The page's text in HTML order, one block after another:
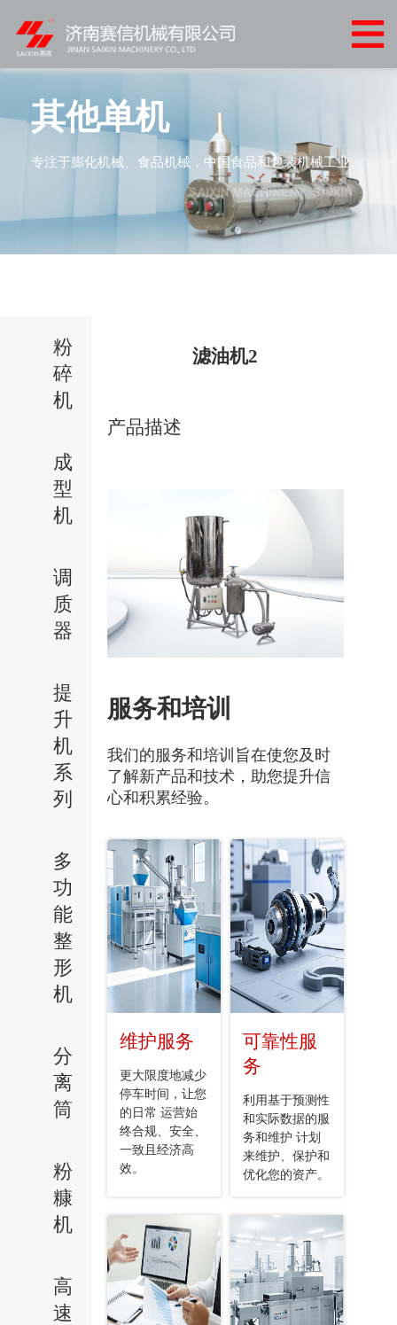
心
案
户
新
其他单机
专注于膨化机械、食品机械，中国食品和包装机械工业
粉
碎
机
成
型
机
调
质
器
提
升
机
系
列
多
功
能
整
形
机
分
离
筒
粉
糠
机
高
速
滤油机2
产品描述
服务和培训
我们的服务和培训旨在使您及时
了解新产品和技术，助您提升信
心和积累经验。
维护服务
更大限度地减少
停车时间，让您
的日常 运营始
终合规、安全、
一致且经济高
效。
可靠性服
务
利用基于预测性
和实际数据的服
务和维护 计划
来维护、保护和
优化您的资产。